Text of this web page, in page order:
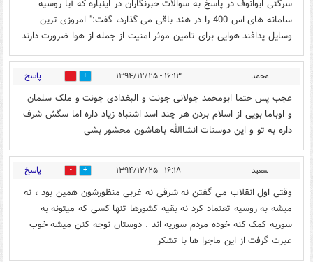
سرگئی ایوانوف در پاسخ به سوالات خبرنگاران در اینباره که آیا روسیه
سامانه های اس 400 را در هند باقی می گذارد، گفت:" امروزی ترین
وسایل پدافند هوایی برای تامین موثر امنیت از جمله از هوا ضرورت دارند
محمد ۱۶:۱۳ - ۱۳۹۴/۱۲/۲۵ 0 پاسخ
عجب پس حتما ابومحمد جولانی جونت و البغدادی جونت و ملک سلمان
و اوباما بویی از اسلام بردن هر چند اسد اشتباه زیاد داره اما سگش شرف
داره به تو و این دوستات انشاالله باهاشون محشور بشی
سعید ۱۶:۱۸ - ۱۳۹۴/۱۲/۲۵ 0 پاسخ
وقتی اول انقلاب می گفتن نه شرقی نه غربی منظورشون همین بود ، نه
میشه به روسیه تعتماد کرد نه بقیه کشورها تنها کسی که میتونه به
سوریه کمک کنه خوده مردم سوریه اند . دوستان توجه کنن میشه خوب
عبرت گرفت از این ماجرا ها با تشکر